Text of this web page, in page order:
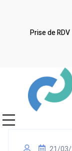
Prise de RDV
21/